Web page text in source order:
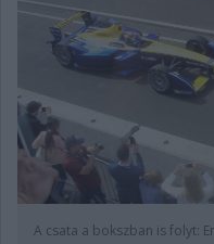
A csata a bokszban is folyt: